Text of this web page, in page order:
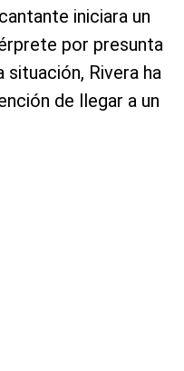
iniciara un
por presunta
Rivera ha
de llegar a un